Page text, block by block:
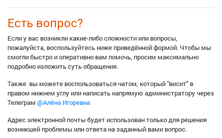
Есть вопрос?
Если у вас возникли какие-либо сложности или вопросы,
пожалуйста, воспользуйтесь ниже приведённой формой. Чтобы мы
смогли быстро и оперативно вам помочь, просим максимально
подробно изложить суть обращения.
Также вы можете воспользоваться чатом, который "висит" в
правом нижнем углу или написать напрямую администратору через
Телеграм @Алёна Игоревна
Адрес электронной почты будет использован только для решения
возникшей проблемы или ответа на заданный вами вопрос.